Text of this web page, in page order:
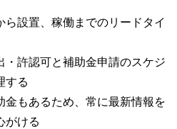
ら設置、稼働までのリードタイ
・許認可と補助金申請のスケジ
する
金もあるため、常に最新情報を
がける